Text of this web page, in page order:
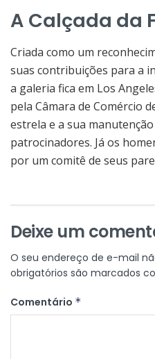
A Calçada da
Criada como um
suas contribuições para a
a galeria fica em Los
pela Câmara de Comércio
estrela e a sua
patrocinadores. Já os
por um comitê de seus
Deixe um
O seu endereço de e-mail
obrigatórios são marcados
Comentário *